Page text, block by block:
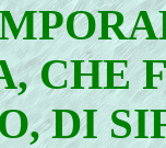
CHE
DI